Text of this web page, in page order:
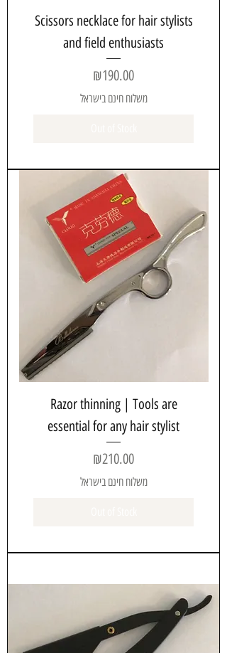
Scissors necklace for hair stylists
and field enthusiasts
Price
₪190.00
משלוח חינם בישראל
Razor thinning | Tools are
essential for any hair stylist
Price
₪210.00
משלוח חינם בישראל